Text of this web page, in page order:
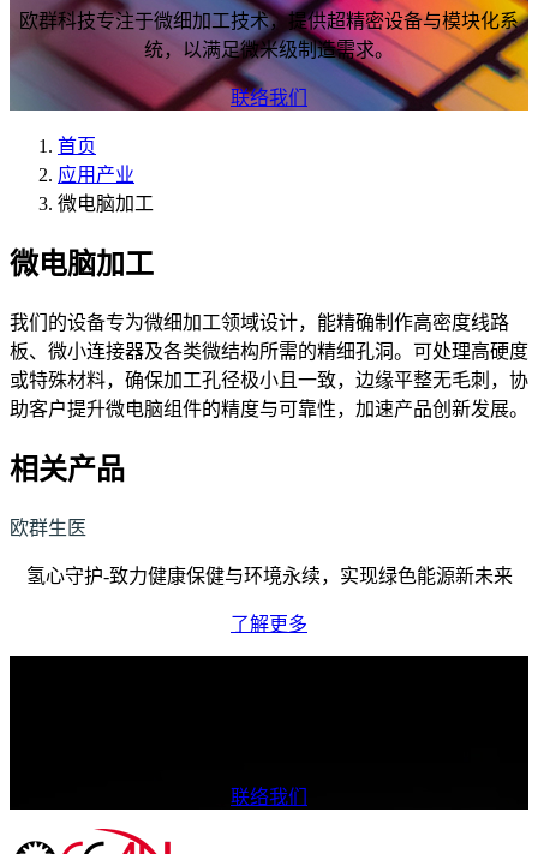
欧群科技专注于微细加工技术，提供超精密设备与模块化系
统，以满足微米级制造需求。
联络我们
首页
应用产业
微电脑加工
微电脑加工
我们的设备专为微细加工领域设计，能精确制作高密度线路
板、微小连接器及各类微结构所需的精细孔洞。可处理高硬度
或特殊材料，确保加工孔径极小且一致，边缘平整无毛刺，协
助客户提升微电脑组件的精度与可靠性，加速产品创新发展。
相关产品
欧群生医
氢心守护-致力健康保健与环境永续，实现绿色能源新未来
了解更多
联络我们